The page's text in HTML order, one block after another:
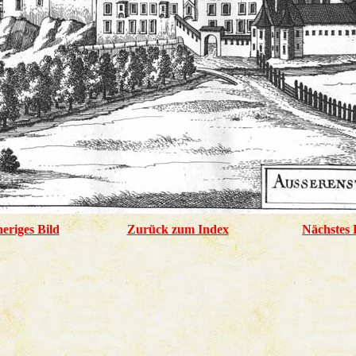
Bild Zurück zum Index Nächstes